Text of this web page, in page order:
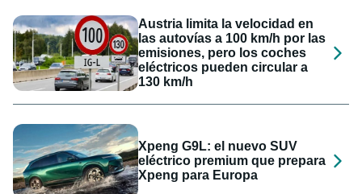
Austria limita la velocidad en
las autovías a 100 km/h por las
emisiones, pero los coches
eléctricos pueden circular a
130 km/h
Xpeng G9L: el nuevo SUV
eléctrico premium que prepara
Xpeng para Europa